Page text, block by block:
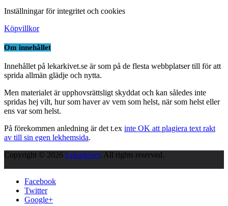
Inställningar för integritet och cookies
Köpvillkor
Om innehållet
Innehållet på lekarkivet.se är som på de flesta webbplatser till för att
sprida allmän glädje och nytta.
Men materialet är upphovsrättsligt skyddat och kan således inte
spridas hej vilt, hur som haver av vem som helst, när som helst eller
ens var som helst.
På förekommen anledning är det t.ex inte OK att plagiera text rakt
av till sin egen lekhemsida.
Copyright © 2026 Lekarkivet. All rights reserved.
Facebook
Twitter
Google+